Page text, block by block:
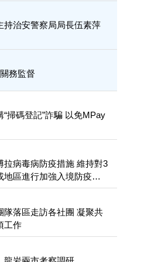
持治安警察局局長伍素萍
務監督
掃碼登記”詐騙 以免MPay
拉病毒病防疫措施 維持對3
地區進行加強入境防疫措
隊落區走訪各社團 凝聚共
工作